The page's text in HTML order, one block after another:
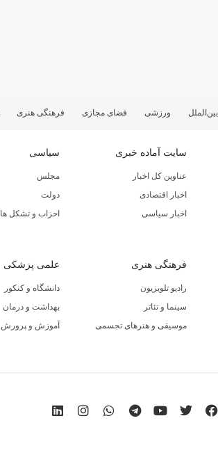
بین‌الملل ورزشی فضای مجازی فرهنگی هنری
سایت آماده خبری
عناوین کل اخبار
اخبار اقتصادی
اخبار سیاسی
سیاسی
مجلس
دولت
احزاب و تشکل ها
فرهنگی هنری
رادیو تلویزیون
سینما و تئاتر
موسیقی و هنرهای تجسمی
علمی پزشکی
دانشگاه و کنکور
بهداشت و درمان
آموزش و پرورش